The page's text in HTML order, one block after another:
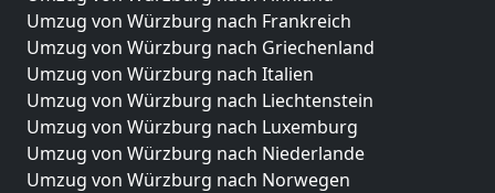
Umzug von Würzburg nach Frankreich
Umzug von Würzburg nach Griechenland
Umzug von Würzburg nach Italien
Umzug von Würzburg nach Liechtenstein
Umzug von Würzburg nach Luxemburg
Umzug von Würzburg nach Niederlande
Umzug von Würzburg nach Norwegen